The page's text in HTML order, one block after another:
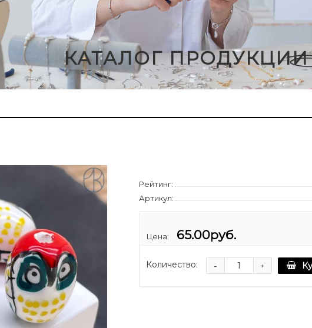
КАТАЛОГ ПРОДУКЦИИ
Рейтинг:
Артикул:
Цена: 65.00руб.
Количество: +
-